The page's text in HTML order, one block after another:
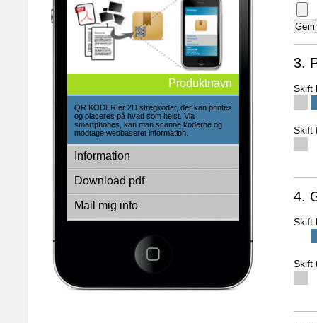
Produktnavn
QR KODER er 2D stregkoder, der kan printes
og placeres på hvad som helst. Via
smartphones, kan man scanne koderne og
modtage webbaseret information.
Information
Download pdf
Mail mig info
Fredens Torv 1 2.th
Tlf.: + 45 86 20 94 93
3.
Skift
Skift
4.
Skift
Skift